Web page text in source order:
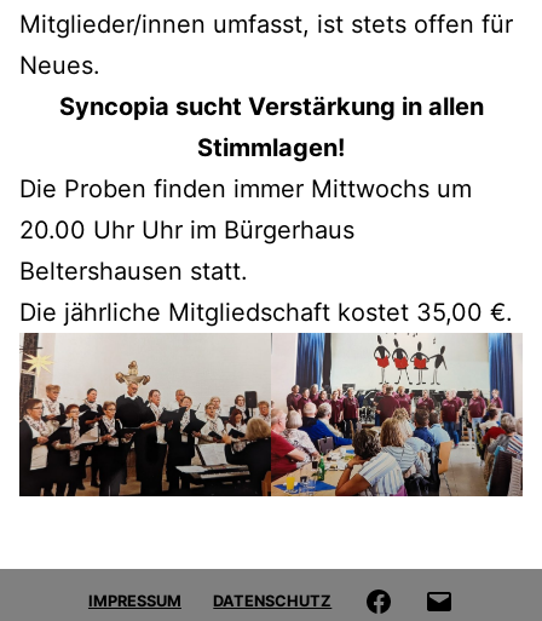
Mitglieder/innen umfasst, ist stets offen für
Neues.
Syncopia sucht Verstärkung in allen
Stimmlagen!
Die Proben finden immer Mittwochs um
20.00 Uhr Uhr im Bürgerhaus
Beltershausen statt.
Die jährliche Mitgliedschaft kostet 35,00 €.
IMPRESSUM DATENSCHUTZ
FACEBOOK